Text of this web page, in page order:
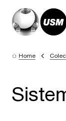
Home